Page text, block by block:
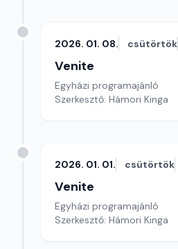
2026. 01. 08. csütörtök
Venite
Egyházi programajánló
Szerkesztő: Hámori Kinga
2026. 01. 01. csütörtök
Venite
Egyházi programajánló
Szerkesztő: Hámori Kinga